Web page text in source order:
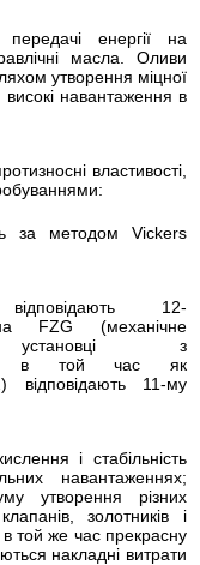
енергії на
масла. Оливи
утворення міцної
високі навантаження в
властивості,
за методом Vickers
12-
FZG (механічне
з
в той час як
11-му
і стабільність
навантаженнях;
утворення різних
золотників і
той же час прекрасну
накладні витрати